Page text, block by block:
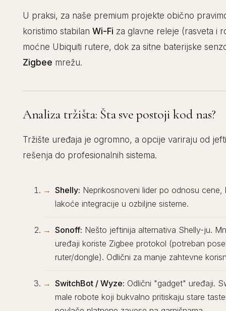
U praksi, za naše premium projekte obično
koristimo stabilan Wi-Fi za glavne releje (rasveta i
moćne Ubiquiti rutere, dok za sitne baterijske
Zigbee mrežu.
Analiza tržišta: Šta sve postoji kod nas?
Tržište uređaja je ogromno, a opcije variraju od
rešenja do profesionalnih sistema.
Shelly: Neprikosnoveni lider po odnosu cene,
lakoće integracije u ozbiljne sisteme.
Sonoff: Nešto jeftinija alternativa Shelly-ju.
uređaji koriste Zigbee protokol (potreban
ruter/dongle). Odlični za manje zahtevne
SwitchBot / Wyze: Odlični "gadget" uređaji.
male robote koji bukvalno pritiskaju stare